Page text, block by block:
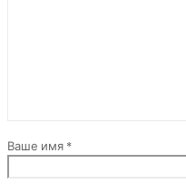
Ваше имя *